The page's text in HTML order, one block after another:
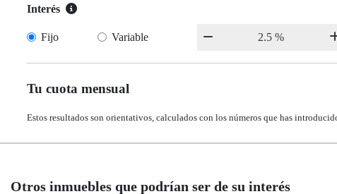
Interés
Fijo Variable
Tu cuota mensual
Estos resultados son orientativos, calculados con los números que has
Otros inmuebles que podrían ser de su interés